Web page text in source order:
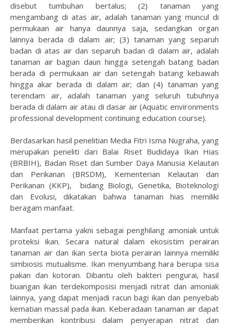
disebut tumbuhan bertalus; (2) tanaman yang
mengambang di atas air, adalah tanaman yang muncul di
permukaan air hanya daunnya saja, sedangkan organ
lainnya berada di dalam air; (3) tanaman yang separuh
badan di atas air dan separuh badan di dalam air, adalah
tanaman air bagian daun hingga setengah batang badan
berada di permukaan air dan setengah batang kebawah
hingga akar berada di dalam air; dan (4) tanaman yang
terendam air, adalah tanaman yang seluruh tubuhnya
berada di dalam air atau di dasar air (Aquatic environments
professional development continuing education course).
Berdasarkan hasil penelitian Media Fitri Isma Nugraha, yang
merupakan peneliti dari Balai Riset Budidaya Ikan Hias
(BRBIH), Badan Riset dan Sumber Daya Manusia Kelautan
dan Perikanan (BRSDM), Kementerian Kelautan dan
Perikanan (KKP), bidang Biologi, Genetika, Bioteknologi
dan Evolusi, dikatakan bahwa tanaman hias memiliki
beragam manfaat.
Manfaat pertama yakni sebagai penghilang amoniak untuk
proteksi ikan. Secara natural dalam ekosistim perairan
tanaman air dan ikan serta biota perairan lainnya memiliki
simbiosis mutualisme. Ikan menyumbang hara berupa sisa
pakan dan kotoran. Dibantu oleh bakteri pengurai, hasil
buangan ikan terdekomposisi menjadi nitrat dan amoniak
lainnya, yang dapat menjadi racun bagi ikan dan penyebab
kematian massal pada ikan. Keberadaan tanaman air dapat
memberikan kontribusi dalam penyerapan nitrat dan